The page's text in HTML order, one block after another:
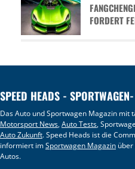
FORDERT
SPEED HEADS -
Das Auto und Sportwagen Magazin mit
Motorsport News,Auto Tests,
Auto Zukunft. Speed Heads ist die
informiert imSportwagen Magazin
Autos.